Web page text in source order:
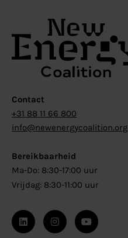
Contact
+31 88 11 66 800
info@newenergycoalition.org
Bereikbaarheid
Ma-Do: 8:30-17:00 uur
Vrijdag: 8:30-11:00 uur